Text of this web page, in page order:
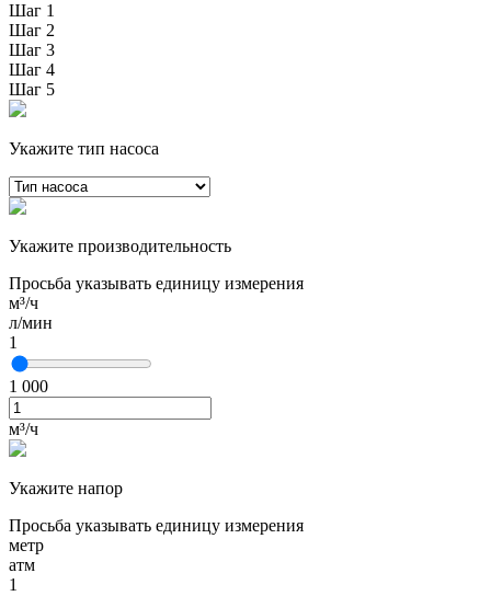
Шаг 1
Шаг 2
Шаг 3
Шаг 4
Шаг 5
Укажите тип насоса
Укажите производительность
Просьба указывать единицу измерения
м³/ч
л/мин
1
1 000
м³/ч
Укажите напор
Просьба указывать единицу измерения
метр
атм
1